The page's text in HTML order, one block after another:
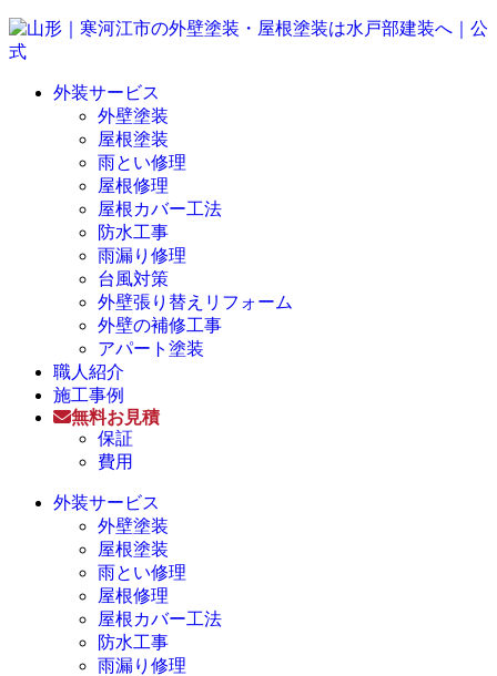
外装サービス
外壁塗装
屋根塗装
雨とい修理
屋根修理
屋根カバー工法
防水工事
雨漏り修理
台風対策
外壁張り替えリフォーム
外壁の補修工事
アパート塗装
職人紹介
施工事例
無料お見積
保証
費用
外装サービス
外壁塗装
屋根塗装
雨とい修理
屋根修理
屋根カバー工法
防水工事
雨漏り修理